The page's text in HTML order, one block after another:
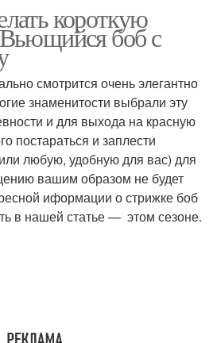
Женские прически
короткую
боб с
смотрится очень элегантно
знаменитости выбрали эту
и для выхода на красную
постараться и заплести
любую, удобную для вас) для
вашим образом не будет
иформации о стрижке боб
в нашей статье — этом сезоне.